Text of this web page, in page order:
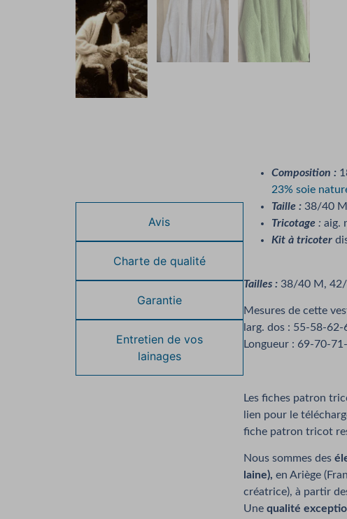
Avis
Charte de qualité
Garantie
Entretien de vos
lainages
Composition :
23% soie
Taille :38/40
Tricotage: aig.
Kit à tricoter
Tailles :38/40 M, 42/
Mesures de cette
larg. dos : 55-58-62-
Longueur : 69-70-
Les fiches patron
lien pour le
fiche patron tricot
Nous sommes des
laine), en Ariège
créatrice), à partir
Une qualité